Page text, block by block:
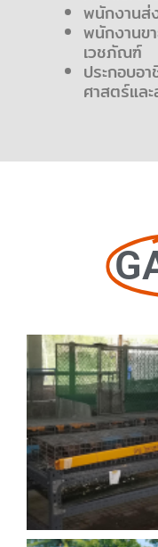
พนักงานส่
พนักงานข
เวชภัณฑ์
ประกอบอ
ศาสตร์แล